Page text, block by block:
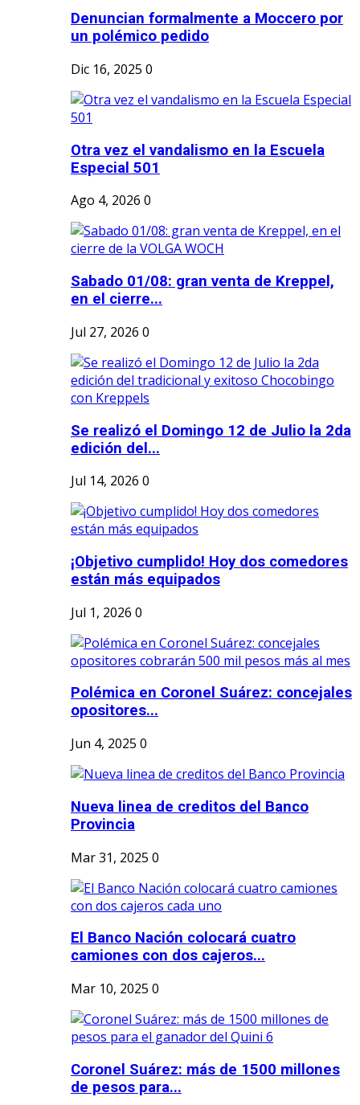
Denuncian formalmente a Moccero por
un polémico pedido
Dic 16, 2025 0
Otra vez el vandalismo en la Escuela
Especial 501
Ago 4, 2026 0
Sabado 01/08: gran venta de Kreppel,
en el cierre...
Jul 27, 2026 0
Se realizó el Domingo 12 de Julio la 2da
edición del...
Jul 14, 2026 0
¡Objetivo cumplido! Hoy dos comedores
están más equipados
Jul 1, 2026 0
Polémica en Coronel Suárez: concejales
opositores...
Jun 4, 2025 0
Nueva linea de creditos del Banco
Provincia
Mar 31, 2025 0
El Banco Nación colocará cuatro
camiones con dos cajeros...
Mar 10, 2025 0
Coronel Suárez: más de 1500 millones
de pesos para...